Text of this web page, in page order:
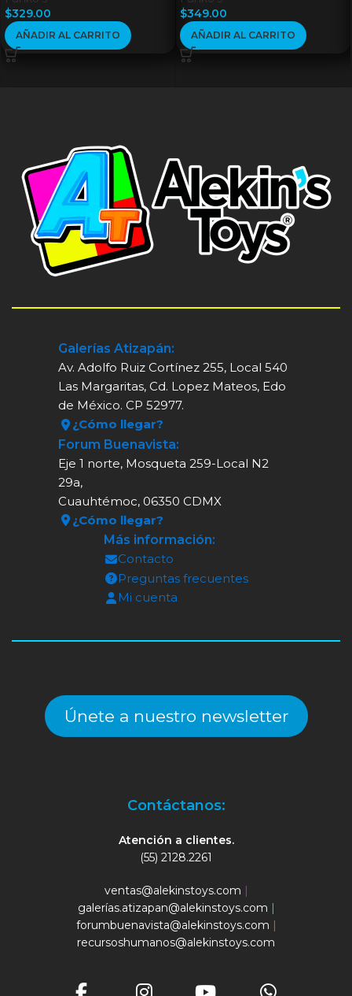
$329.00
AÑADIR AL CARRITO
$349.00
AÑADIR AL CARRITO
Galerías Atizapán:
Av. Adolfo Ruiz Cortínez 255, Local 540
Las Margaritas, Cd. Lopez Mateos, Edo
de México. CP 52977.
¿Cómo llegar?
Forum Buenavista:
Eje 1 norte, Mosqueta 259-Local N2
29a,
Cuauhtémoc, 06350 CDMX
¿Cómo llegar?
Más información:
Contacto
Preguntas frecuentes
Mi cuenta
Únete a nuestro newsletter
Contáctanos:
Atención a clientes.
(55) 2128.2261
ventas@alekinstoys.com |
galerías.atizapan@alekinstoys.com |
forumbuenavista@alekinstoys.com |
recursoshumanos@alekinstoys.com